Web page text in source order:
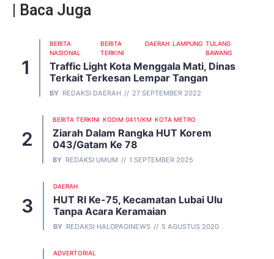
| Baca Juga
BERITA
NASIONAL
BERITA
TERKINI
DAERAH LAMPUNG TULANG
BAWANG
Traffic Light Kota Menggala Mati, Dinas
Terkait Terkesan Lempar Tangan
BY REDAKSI DAERAH 27 SEPTEMBER 2022
BERITA TERKINI KODIM 0411/KM KOTA METRO
Ziarah Dalam Rangka HUT Korem
043/Gatam Ke 78
BY REDAKSI UMUM 1 SEPTEMBER 2025
DAERAH
HUT RI Ke-75, Kecamatan Lubai Ulu
Tanpa Acara Keramaian
BY REDAKSI HALOPAGINEWS 5 AGUSTUS 2020
ADVERTORIAL